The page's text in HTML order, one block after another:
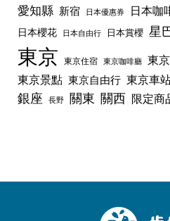
愛知縣 新宿 日本優惠券 日本咖
日本櫻花 日本自由行 日本賞櫻 星
東京 東京住宿 東京咖啡廳 東
東京景點 東京自由行 東京車
銀座 長野 關東 關西 限定商